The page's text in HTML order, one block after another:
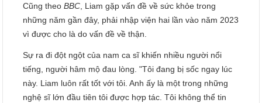
Cũng theoBBC , Liam gặp vấn đề về sức khỏe trong
những năm gần đây, phải nhập viện hai lần vào năm 2023
vì được cho là do vấn đề về thận.
Sự ra đi đột ngột của nam ca sĩ khiến nhiều người nổi
tiếng, người hâm mộ đau lòng. "Tôi đang bị sốc ngay lúc
này. Liam luôn rất tốt với tôi. Anh ấy là một trong những
nghệ sĩ lớn đầu tiên tôi được hợp tác. Tôi không thể tin